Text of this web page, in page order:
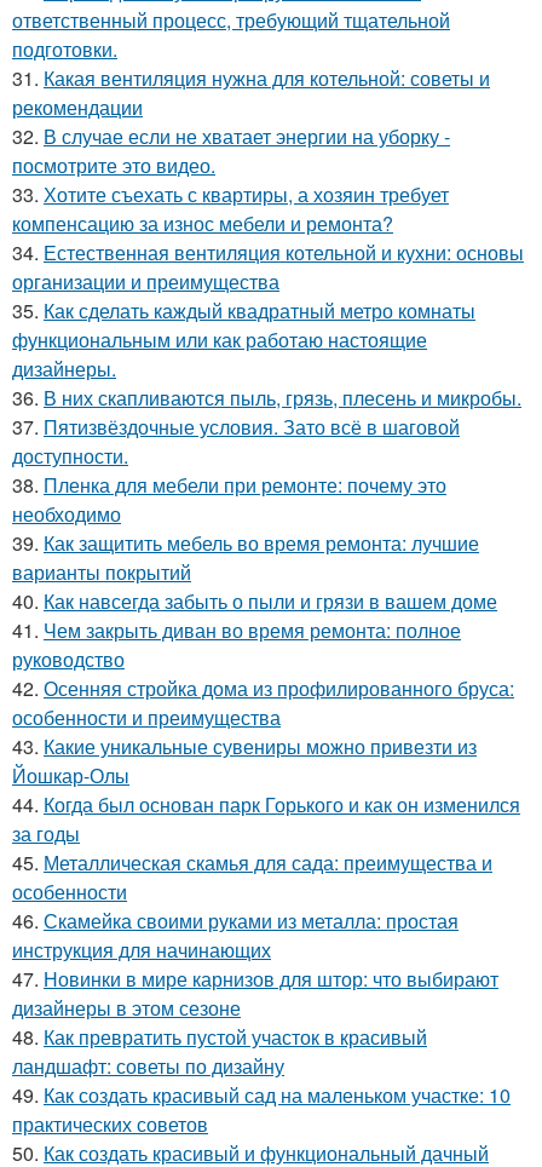
ответственный процесс, требующий тщательной
подготовки.
31. Какая вентиляция нужна для котельной: советы и
рекомендации
32. В случае если не хватает энергии на уборку -
посмотрите это видео.
33. Хотите съехать с квартиры, а хозяин требует
компенсацию за износ мебели и ремонта?
34. Естественная вентиляция котельной и кухни: основы
организации и преимущества
35. Как сделать каждый квадратный метро комнаты
функциональным или как работаю настоящие
дизайнеры.
36. В них скапливаются пыль, грязь, плесень и микробы.
37. Пятизвёздочные условия. Зато всё в шаговой
доступности.
38. Пленка для мебели при ремонте: почему это
необходимо
39. Как защитить мебель во время ремонта: лучшие
варианты покрытий
40. Как навсегда забыть о пыли и грязи в вашем доме
41. Чем закрыть диван во время ремонта: полное
руководство
42. Осенняя стройка дома из профилированного бруса:
особенности и преимущества
43. Какие уникальные сувениры можно привезти из
Йошкар-Олы
44. Когда был основан парк Горького и как он изменился
за годы
45. Металлическая скамья для сада: преимущества и
особенности
46. Скамейка своими руками из металла: простая
инструкция для начинающих
47. Новинки в мире карнизов для штор: что выбирают
дизайнеры в этом сезоне
48. Как превратить пустой участок в красивый
ландшафт: советы по дизайну
49. Как создать красивый сад на маленьком участке: 10
практических советов
50. Как создать красивый и функциональный дачный